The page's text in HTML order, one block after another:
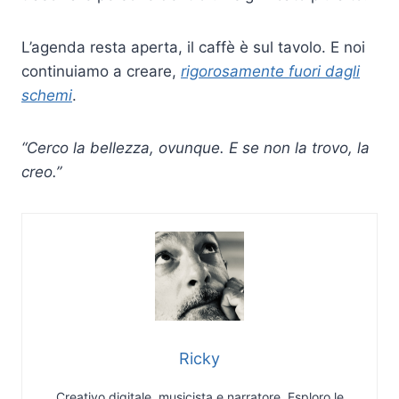
L’agenda resta aperta, il caffè è sul tavolo. E noi
continuiamo a creare, rigorosamente fuori dagli
schemi.
“Cerco la bellezza, ovunque. E se non la trovo, la
creo.”
Ricky